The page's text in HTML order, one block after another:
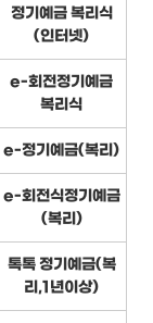
정기예금 복리식
(인터넷)
e-회전정기예금
복리식
e-정기예금(복리)
e-회전식정기예금
(복리)
톡톡 정기예금(복
리,1년이상)